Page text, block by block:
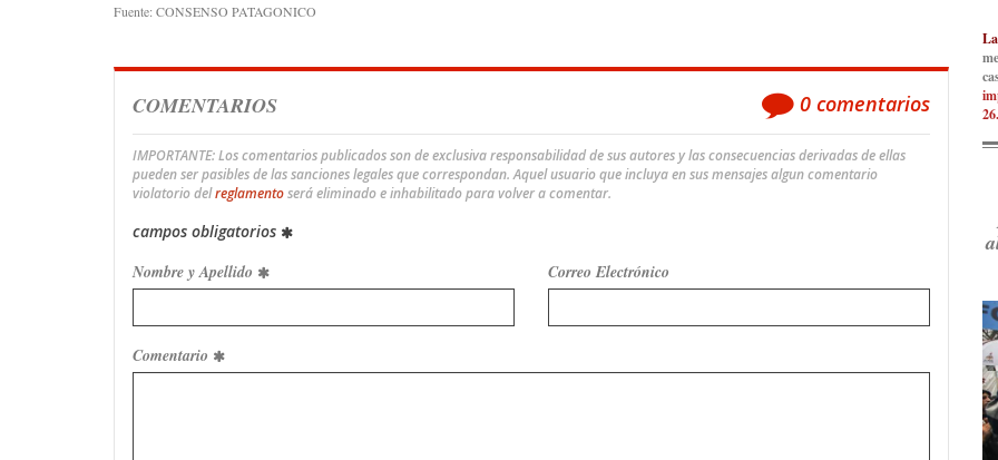
Fuente: CONSENSO PATAGONICO
COMENTARIOS 0 comentarios
IMPORTANTE: Los comentarios publicados son de exclusiva responsabilidad de sus autores y las consecuencias derivadas de ellas
pueden ser pasibles de las sanciones legales que correspondan. Aquel usuario que incluya en sus mensajes algun comentario
violatorio delreglamentoserá eliminado e inhabilitado para volver a comentar.
campos obligatorios
Nombre y Apellido Correo Electrónico
Comentario